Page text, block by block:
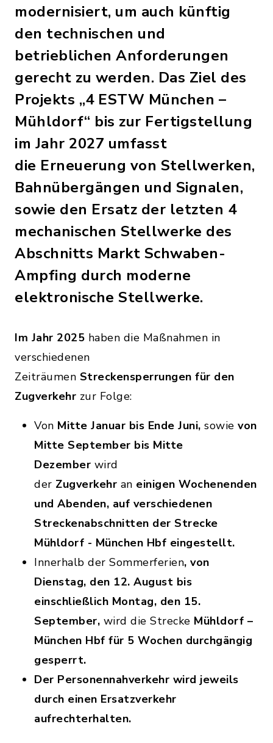
modernisiert, um auch künftig
den technischen und
betrieblichen Anforderungen
gerecht zu werden. Das Ziel des
Projekts „4 ESTW München –
Mühldorf“ bis zur Fertigstellung
im Jahr 2027 umfasst
die Erneuerung von Stellwerken,
Bahnübergängen und Signalen,
sowie den Ersatz der letzten 4
mechanischen Stellwerke des
Abschnitts Markt Schwaben-
Ampfing durch moderne
elektronische Stellwerke.
Im Jahr 2025 haben die Maßnahmen in
verschiedenen
Zeiträumen Streckensperrungen für den
Zugverkehr zur Folge:
Von Mitte Januar bis Ende Juni, sowie von
Mitte September bis Mitte
Dezember wird
der Zugverkehr an einigen Wochenenden
und Abenden, auf verschiedenen
Streckenabschnitten der Strecke
Mühldorf - München Hbf eingestellt.
Innerhalb der Sommerferien, von
Dienstag, den 12. August bis
einschließlich Montag, den 15.
September, wird die Strecke Mühldorf –
München Hbf für 5 Wochen durchgängig
gesperrt.
Der Personennahverkehr wird jeweils
durch einen Ersatzverkehr
aufrechterhalten.